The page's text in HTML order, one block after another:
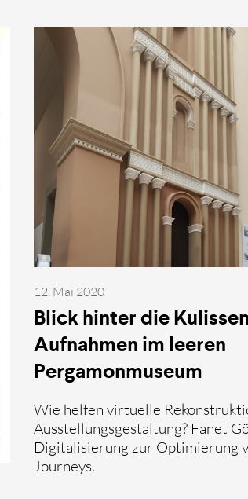
12. Mai 2020
Blick hinter die
Aufnahmen im leeren
Pergamonmuseum
Wie helfen virtuelle
Ausstellungsgestaltung? Fanet
Digitalisierung zur Optimierung
Journeys.